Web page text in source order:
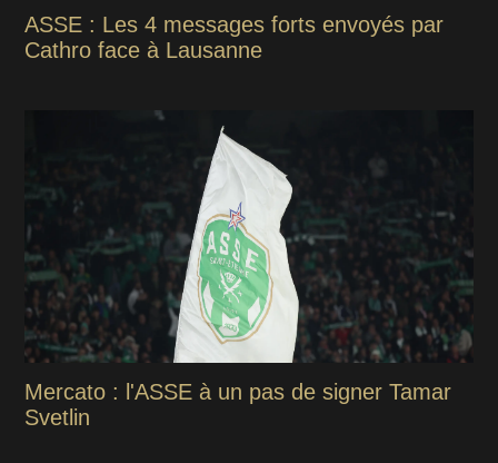
ASSE : Les 4 messages forts envoyés par
Cathro face à Lausanne
Mercato : l'ASSE à un pas de signer Tamar
Svetlin